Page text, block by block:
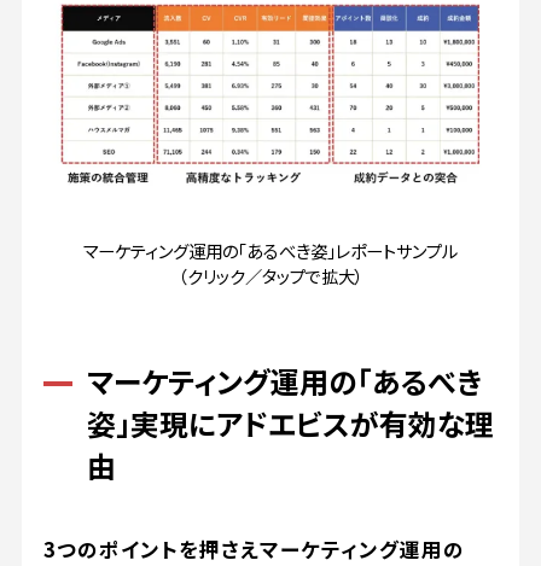
マーケティング運用の「あるべき姿」レポートサンプル
（クリック／タップで拡大）
マーケティング運用の「あるべき
姿」実現にアドエビスが有効な理
由
3つのポイントを押さえマーケティング運用の